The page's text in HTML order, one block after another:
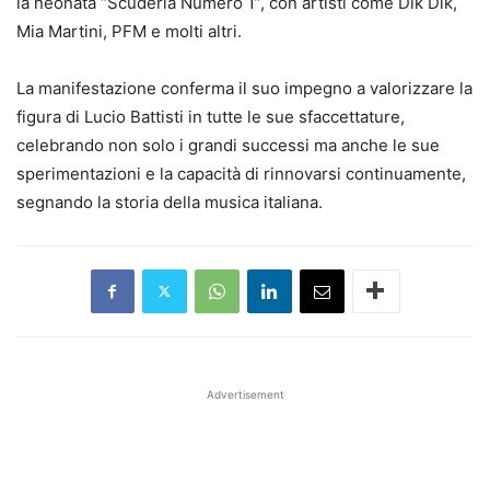
Mia Martini, PFM e molti altri.
La manifestazione conferma il suo impegno a valorizzare la
figura di Lucio Battisti in tutte le sue sfaccettature,
celebrando non solo i grandi successi ma anche le sue
sperimentazioni e la capacità di rinnovarsi continuamente,
segnando la storia della musica italiana.
Advertisement